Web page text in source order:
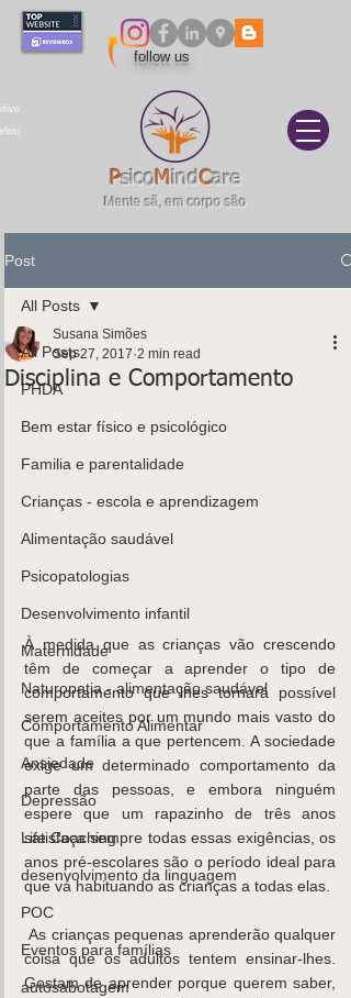
PsicoMindCare
Mente sã, em corpo são
follow us
KidsCare
há uma
soluçã
o!
Marcar
Post
All Posts
PHDA
Bem estar físico e psicológico
Familia e parentalidade
Crianças - escola e aprendizagem
Alimentação saudável
Psicopatologias
Desenvolvimento infantil
Maternidade
Naturopatia - alimentação saudável
Comportamento Alimentar
Ansiedade
Depressão
Life Coaching
desenvolvimento da linguagem
POC
Eventos para famílias
autosabotagem
All Posts
Disciplina e Comportamento
Susana Simões
Sep 27, 2017 2 min read
À medida que as crianças vão crescendo
têm de começar a aprender o tipo de
comportamento que lhes tornará possível
serem aceites por um mundo mais vasto do
que a família a que pertencem. A sociedade
exige um determinado comportamento da
parte das pessoas, e embora ninguém
espere que um rapazinho de três anos
satisfaça sempre todas essas exigências, os
anos pré-escolares são o período ideal para
que vá habituando as crianças a todas elas.
As crianças pequenas aprenderão qualquer
coisa que os adultos tentem ensinar-lhes.
Gostam de aprender porque querem saber,